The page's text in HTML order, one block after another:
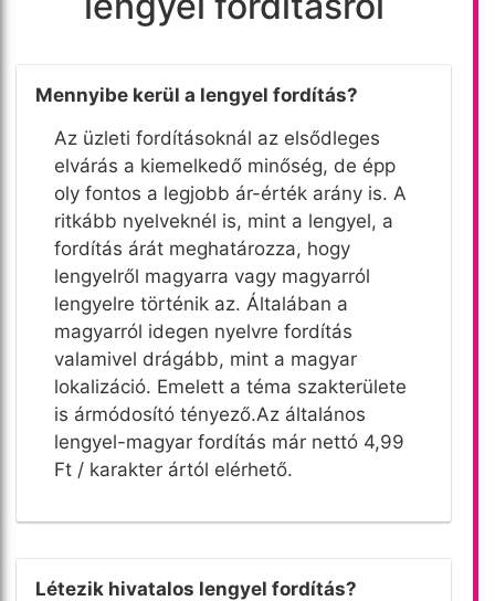
Mennyibe kerül a lengyel fordítás?
Az üzleti fordításoknál az elsődleges
elvárás a kiemelkedő minőség, de épp
oly fontos a legjobb ár-érték arány is. A
ritkább nyelveknél is, mint a lengyel, a
fordítás árát meghatározza, hogy
lengyelről magyarra vagy magyarról
lengyelre történik az. Általában a
magyarról idegen nyelvre fordítás
valamivel drágább, mint a magyar
lokalizáció. Emelett a téma szakterülete
is ármódosító tényező.Az általános
lengyel-magyar fordítás már nettó 4,99
Ft / karakter ártól elérhető.
Létezik hivatalos lengyel fordítás?